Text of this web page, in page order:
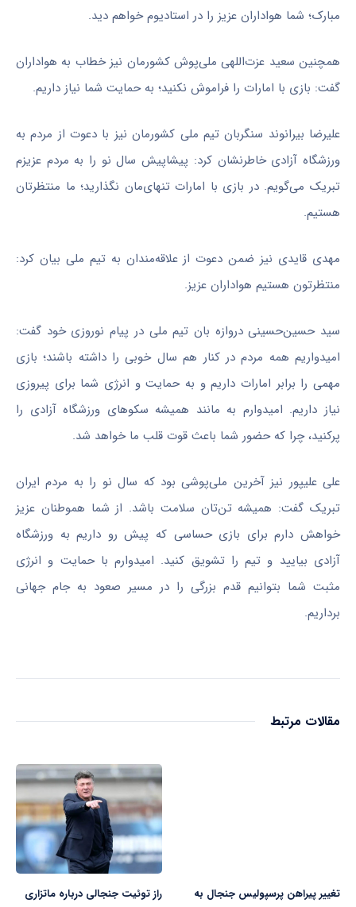
مبارک؛ شما هواداران عزیز را در استادیوم خواهم دید.
همچنین سعید عزت‌اللهی ملی‌پوش کشورمان نیز خطاب به هواداران
گفت: بازی با امارات را فراموش نکنید؛ به حمایت شما نیاز داریم.
علیرضا بیرانوند سنگربان تیم ملی کشورمان نیز با دعوت از مردم به
ورزشگاه آزادی خاطرنشان کرد: پیشاپیش سال نو را به مردم عزیزم
تبریک می‌گویم. در بازی با امارات تنهای‌مان نگذارید؛ ما منتظرتان
هستیم.
مهدی قایدی نیز ضمن دعوت از علاقه‌مندان به تیم ملی بیان کرد:
منتظرتون هستیم هواداران عزیز.
سید حسین‌حسینی دروازه بان تیم ملی در پیام نوروزی خود گفت:
امیدواریم همه مردم در کنار هم سال خوبی را داشته باشند؛ بازی
مهمی را برابر امارات داریم و به حمایت و انرژی شما برای پیروزی
نیاز داریم. امیدوارم به مانند همیشه سکوهای ورزشگاه آزادی را
پرکنید، چرا که حضور شما باعث قوت قلب ما خواهد شد.
علی علیپور نیز آخرین ملی‌پوشی بود که سال نو را به مردم ایران
تبریک گفت: همیشه تن‌تان سلامت باشد. از شما هموطنان عزیز
خواهش دارم برای بازی حساسی که پیش رو داریم به ورزشگاه
آزادی بیایید و تیم را تشویق کنید. امیدوارم با حمایت و انرژی
مثبت شما بتوانیم قدم بزرگی را در مسیر صعود به جام جهانی
برداریم.
مقالات مرتبط
تغییر پیراهن پرسپولیس جنجال به
راز توئیت جنجالی درباره ماتزاری